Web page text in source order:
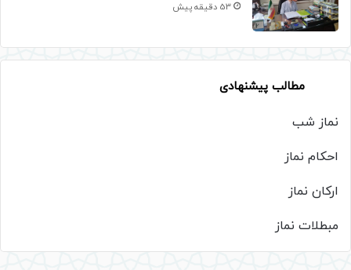
53 دقیقه پیش
مطالب پیشنهادی
نماز شب
احکام نماز
ارکان نماز
مبطلات نماز